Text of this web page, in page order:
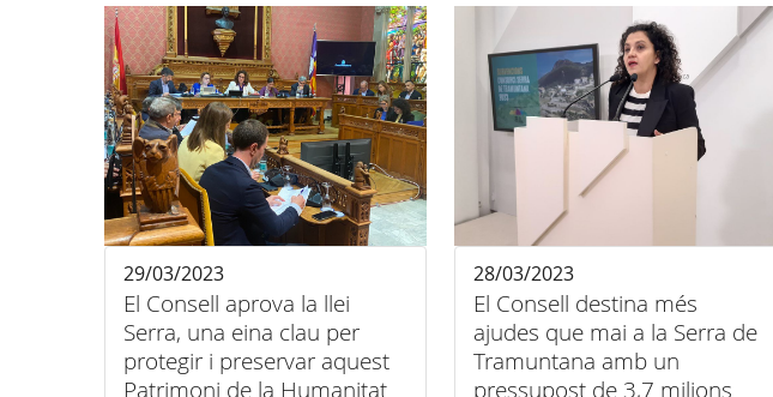
El Consell aprova la llei
Serra, una eina clau per
protegir i preservar aquest
Patrimoni de la Humanitat
29/03/2023
El Consell destina més
ajudes que mai a la Serra de
Tramuntana amb un
pressupost de 3,7 milions
28/03/2023